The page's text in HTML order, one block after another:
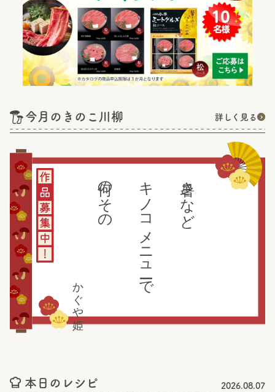
今月のきのこ川柳 詳しく見る
暑さなど
キノコメニューで
何のその
かぐや姫
本日のレシピ 2026.08.07